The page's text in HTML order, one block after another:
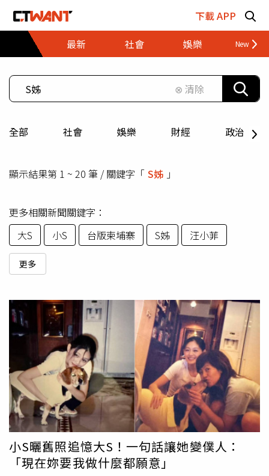
下載 APP
最新
社會 娛樂 財經
⊗ 清除
全部 社會 娛樂 財經 政治
顯示結果第 1 ~ 20 筆 / 關鍵字「 S姊 」
更多相關新聞關鍵字：
大S
小S 台版柬埔寨 S姊 汪小菲
更多
小S曬舊照追憶大S！一句話讓她變僕人：
「現在妳要我做什麼都願意」